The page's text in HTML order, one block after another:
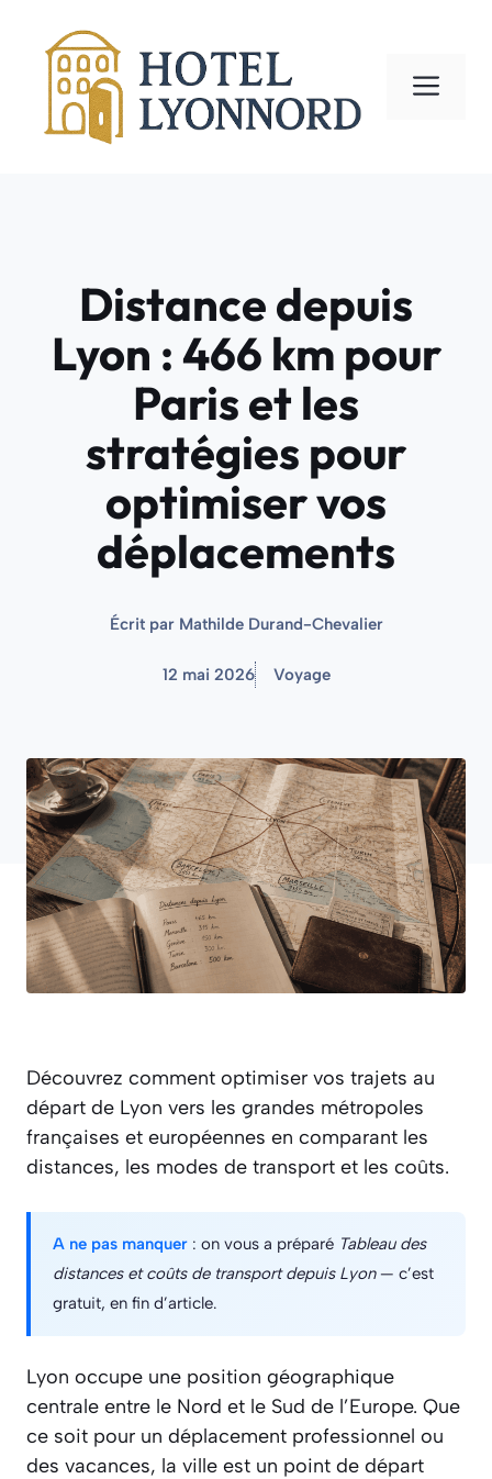
contenu
Distance depuis
Lyon : 466 km pour
Paris et les
stratégies pour
optimiser vos
déplacements
Écrit par Mathilde Durand-Chevalier
12 mai 2026 Voyage
Découvrez comment optimiser vos trajets au
départ de Lyon vers les grandes métropoles
françaises et européennes en comparant les
distances, les modes de transport et les coûts.
A ne pas manquer : on vous a préparé Tableau des
distances et coûts de transport depuis Lyon— c’est
gratuit, en fin d’article.
Lyon occupe une position géographique
centrale entre le Nord et le Sud de l’Europe. Que
ce soit pour un déplacement professionnel ou
des vacances, la ville est un point de départ